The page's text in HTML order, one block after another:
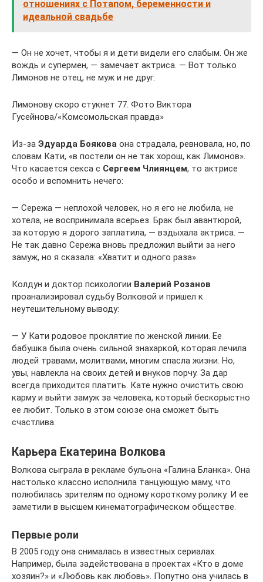
отношениях с Потапом, беременности и
идеальной свадьбе
— Он не хочет, чтобы я и дети видели его слабым. Он же
вождь и супермен, — замечает актриса. — Вот только
Лимонов не отец, не муж и не друг.
Лимонову скоро стукнет 77. Фото Виктора
Гусейнова/«Комсомольская правда»
Из-за Эдуарда Боякова она страдала, ревновала, но, по
словам Кати, «в постели он не так хорош, как Лимонов».
Что касается секса с Сергеем Члиянцем, то актрисе
особо и вспомнить нечего:
— Сережа — неплохой человек, но я его не любила, не
хотела, не воспринимала всерьез. Брак был авантюрой,
за которую я дорого заплатила, — вздыхала актриса. —
Не так давно Сережа вновь предложил выйти за него
замуж, но я сказала: «Хватит и одного раза».
Колдун и доктор психологии Валерий Розанов
проанализировал судьбу Волковой и пришел к
неутешительному выводу:
— У Кати родовое проклятие по женской линии. Ее
бабушка была очень сильной знахаркой, которая лечила
людей травами, молитвами, многим спасла жизни. Но,
увы, навлекла на своих детей и внуков порчу. За дар
всегда приходится платить. Кате нужно очистить свою
карму и выйти замуж за человека, который бескорыстно
ее любит. Только в этом союзе она сможет быть
счастлива.
Карьера Екатерина Волкова
Волкова сыграла в рекламе бульона «Галина Бланка». Она
настолько классно исполнила танцующую маму, что
полюбилась зрителям по одному короткому ролику. И ее
заметили в высшем кинематографическом обществе.
Первые роли
В 2005 году она снималась в известных сериалах.
Например, была задействована в проектах «Кто в доме
хозяин?» и «Любовь как любовь». Попутно она училась в